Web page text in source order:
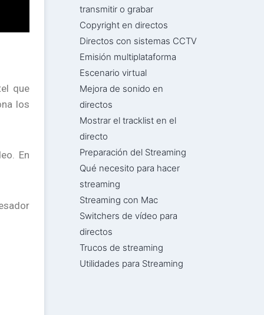
que
los
En
transmitir o grabar
Copyright en directos
Directos con sistemas CCTV
Emisión multiplataforma
Escenario virtual
Mejora de sonido en
directos
Mostrar el tracklist en el
directo
Preparación del Streaming
Qué necesito para hacer
streaming
Streaming con Mac
Switchers de vídeo para
directos
Trucos de streaming
Utilidades para Streaming